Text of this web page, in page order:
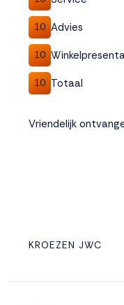
10 Advies
10
10 Totaal
Vriendelijk
KROEZEN JWC